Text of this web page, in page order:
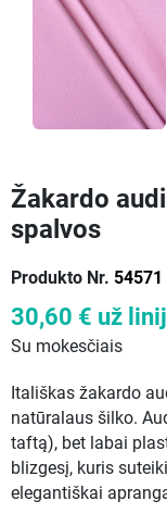
Žakardo
spalvos
Produkto Nr. 54571
30,60 € už
Su mokesčiais
Itališkas žakardo
natūralaus šilko.
taftą), bet labai
blizgesį, kuris
elegantiškai